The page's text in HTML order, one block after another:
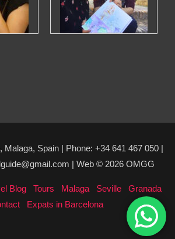
Malaga, Spain | Phone: +34 641 467 050 |
| Web © 2026 OMGG
Blog Tours Malaga Seville
Granada
Expats in Barcelona